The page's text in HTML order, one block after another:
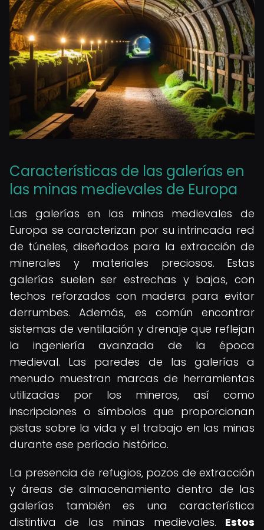
Características de las galerías en
las minas medievales de Europa
Las galerías en las minas medievales de
Europa se caracterizan por su intrincada red
de túneles, diseñados para la extracción de
minerales y materiales preciosos. Estas
galerías suelen ser estrechas y bajas, con
techos reforzados con madera para evitar
derrumbes. Además, es común encontrar
sistemas de ventilación y drenaje que reflejan
la ingeniería avanzada de la época
medieval. Las paredes de las galerías a
menudo muestran marcas de herramientas
utilizadas por los mineros, así como
inscripciones o símbolos que proporcionan
pistas sobre la vida y el trabajo en las minas
durante ese período histórico.
La presencia de refugios, pozos de extracción
y áreas de almacenamiento dentro de las
galerías también es una característica
distintiva de las minas medievales. Estos